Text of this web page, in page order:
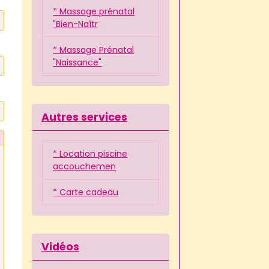
* Massage prénatal
"Bien-Naîtr
* Massage Prénatal
"Naissance"
Autres services
* Location piscine
accouchemen
* Carte cadeau
Vidéos